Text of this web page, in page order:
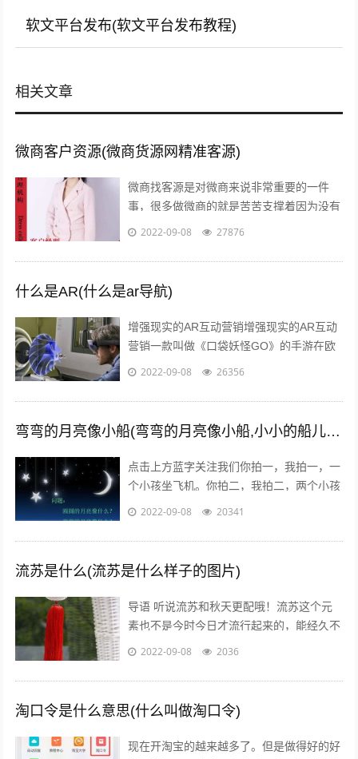
软文平台发布(软文平台发布教程)
相关文章
微商客户资源(微商货源网精准客源)
微商找客源是对微商来说非常重要的一件
事，很多做微商的就是苦苦支撑着因为没有
客源，微商如何找客源一直是一个不衰的话
定...
2022-09-08 27876
什么是AR(什么是ar导航)
增强现实的AR互动营销增强现实的AR互动
营销一款叫做《口袋妖怪GO》的手游在欧
美火了，在还未上线的中国，
经...
2022-09-08 26356
弯弯的月亮像小船(弯弯的月亮像小船,小小的船儿两头尖)
点击上方蓝字关注我们你拍一，我拍一，一
个小孩坐飞机。你拍二，我拍二，两个小孩
丢手绢。你拍三，我拍三，三个小孩来搬
你...
2022-09-08 20341
流苏是什么(流苏是什么样子的图片)
导语 听说流苏和秋天更配哦！流苏这个元
素也不是今时今日才流行起来的，能经久不
衰是因为它真的美呆了~踏进9月，秋高气
2022-09-08 2036
淘口令是什么意思(什么叫做淘口令)
现在开淘宝的越来越多了。但是做得好的好